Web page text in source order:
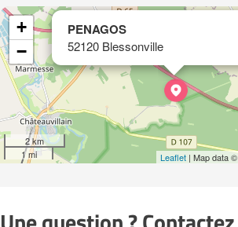
PENAGOS
52120 Blessonville
+
−
2 km
1 mi
Leaflet | Map data ©